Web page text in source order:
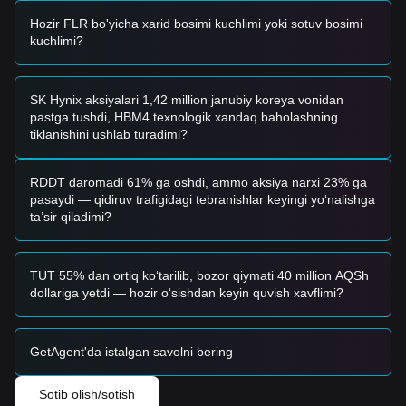
Xavf ssenariysi
• Agar Flare narxi
Xarid strategiyasi
Konservativ investorlar
kutib, bosqichma-bosqich xarid qiling.
• Yoki bo‘lsa, pozitsiyaga kirishdan oldin tasdiqlangan
breakout (ishonchli chiqish) hamda$0.0162qarshiligidan
yuqorida kunlik yopilishni kuting.
• Agar narx$0.0162qarshiligini buzsa, yangi bullish trend
atrofida baholanadi.
• Hajmni diqqat bilan kuzating; hajmsiz breakout “fakeout”
(aldamchi chiqish)ga olib kelishi mumkin.
• Bozor$0.0130strukturaviy qo‘llab-quvvatlashdan yuqorida
Past o‘zgaruvchanlik davrlarida yoki kichik tushishlarda
Hozir FLR bo'yicha xarid bosimi kuchlimi yoki sotuv bosimi
kuchlimi?
SK Hynix aksiyalari 1,42 million janubiy koreya vonidan
pastga tushdi, HBM4 texnologik xandaq baholashning
tiklanishini ushlab turadimi?
RDDT daromadi 61% ga oshdi, ammo aksiya narxi 23% ga
pasaydi — qidiruv trafigidagi tebranishlar keyingi yo‘nalishga
ta’sir qiladimi?
TUT 55% dan ortiq ko‘tarilib, bozor qiymati 40 million AQSh
dollariga yetdi — hozir o‘sishdan keyin quvish xavflimi?
GetAgent'da istalgan savolni bering
Sotib olish/sotish